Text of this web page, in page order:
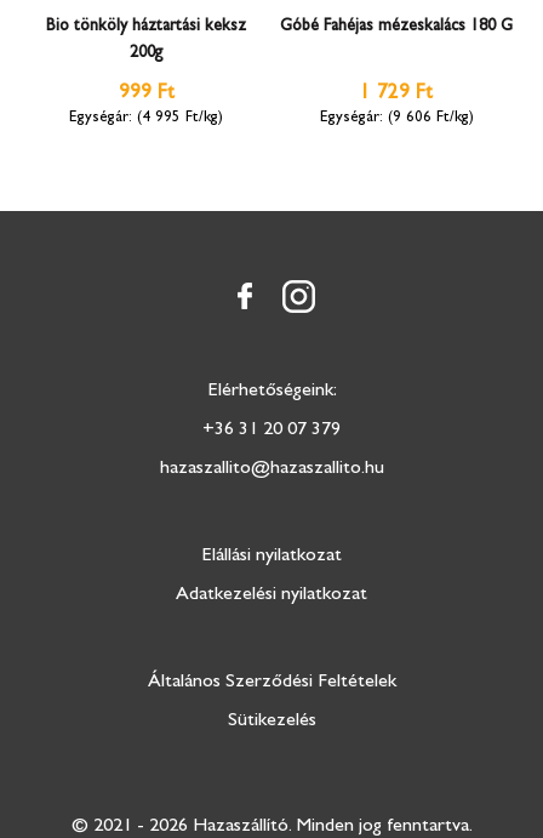
Bio tönköly háztartási keksz
200g
999 Ft
(4 995 Ft/kg)
Góbé Fahéjas mézeskalács 180 G
1 729 Ft
(9 606 Ft/kg)
Elérhetőségeink:
+36 31 20 07 379
hazaszallito@hazaszallito.hu
Elállási nyilatkozat
Adatkezelési nyilatkozat
Általános Szerződési Feltételek
Sütikezelés
© 2021 - 2026 Hazaszállító. Minden jog fenntartva.